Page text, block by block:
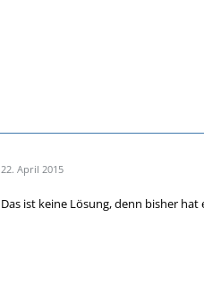
22. April 2015
Das ist keine Lösung, denn bisher